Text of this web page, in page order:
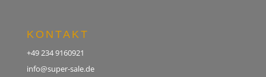
KONTAKT
+49 234 9160921
info@super-sale.de